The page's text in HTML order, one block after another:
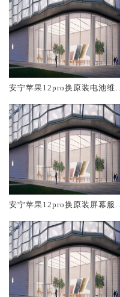
安宁苹果12pro换原装电池维修
安宁苹果12pro换原装屏幕服务